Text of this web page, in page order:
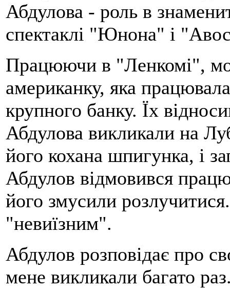
Абдулова - роль в
спектаклі "Юнона" і
Працюючи в "Ленкомі",
американку, яка
крупного банку. Їх
Абдулова викликали на
його кохана шпигунка, і
Абдулов відмовився
його змусили
"невиїзним".
Абдулов розповідає про
мене викликали багато